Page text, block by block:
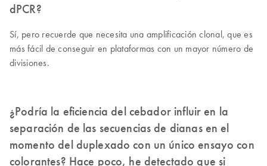
dPCR?
Sí, pero recuerde que necesita una amplificación clonal, que es
más fácil de conseguir en plataformas con un mayor número de
divisiones.
¿Podría la eficiencia del cebador influir en la
separación de las secuencias de dianas en el
momento del duplexado con un único ensayo con
colorantes? Hace poco, he detectado que si